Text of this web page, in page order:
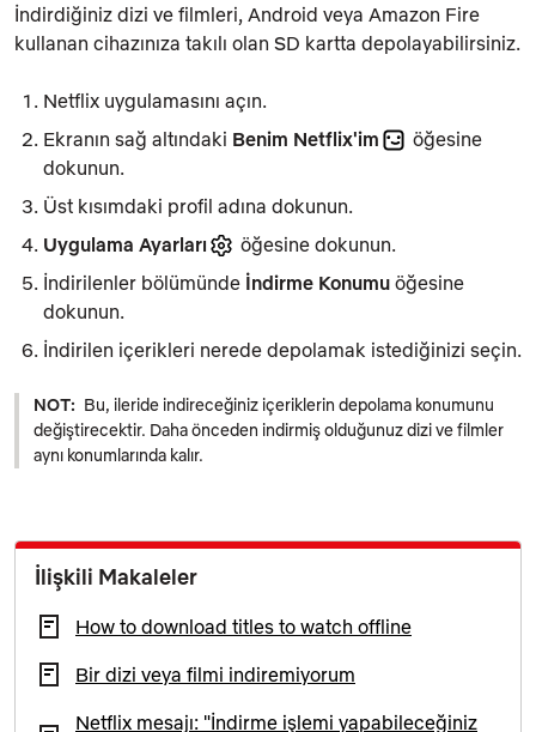
İndirdiğiniz dizi ve filmleri, Android veya Amazon Fire
kullanan cihazınıza takılı olan SD kartta depolayabilirsiniz.
Netflix uygulamasını açın.
Ekranın sağ altındaki Benim Netflix'im
öğesine
dokunun.
Üst kısımdaki profil adına dokunun.
Uygulama Ayarları
öğesine dokunun.
İndirilenler bölümünde İndirme Konumu öğesine
dokunun.
İndirilen içerikleri nerede depolamak istediğinizi seçin.
NOT: Bu, ileride indireceğiniz içeriklerin depolama konumunu
değiştirecektir. Daha önceden indirmiş olduğunuz dizi ve filmler
aynı konumlarında kalır.
İlişkili Makaleler
How to download titles to watch offline
Bir dizi veya filmi indiremiyorum
Netflix mesajı: "İndirme işlemi yapabileceğiniz